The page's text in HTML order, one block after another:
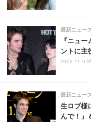
『ニュ
ントに主
最新ニュース
2009.11.9
生ロブ様
んで！」
最新ニュース